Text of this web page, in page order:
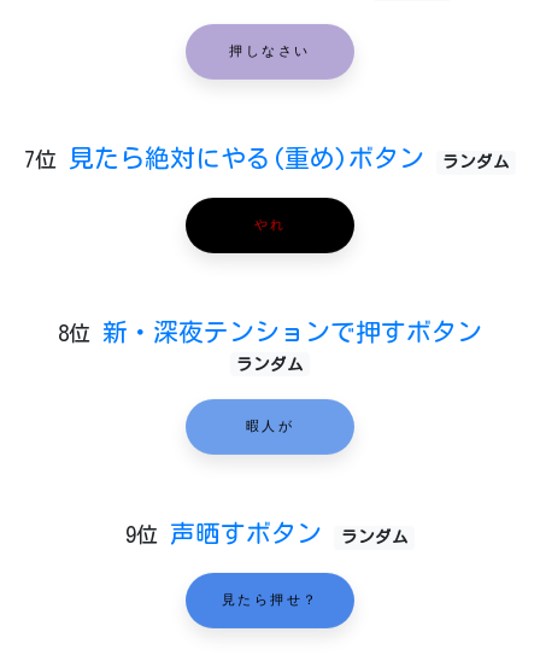
押しなさい
7位 見たら絶対にやる(重め)ボタン ランダム
やれ
8位 新・深夜テンションで押すボタン
ランダム
暇人が
9位 声晒すボタン ランダム
見たら押せ？